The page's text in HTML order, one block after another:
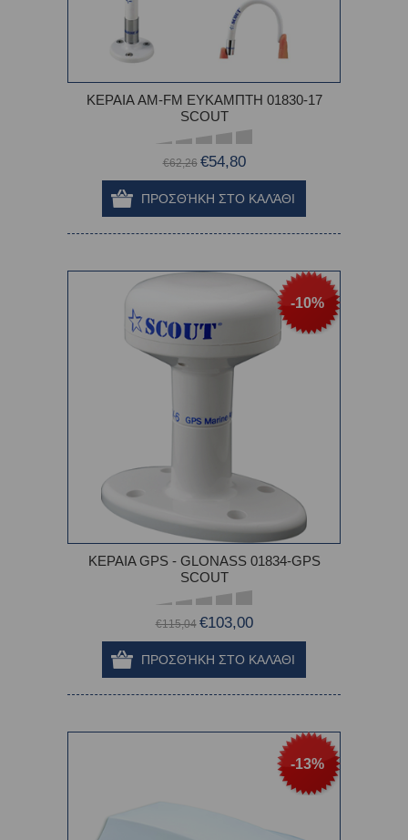
ΚΕΡΑΙΑ AM-FM ΕΥΚΑΜΠΤΗ 01830-17
SCOUT
€62,26 €54,80
-10%
ΚΕΡΑΙΑ GPS - GLONASS 01834-GPS
SCOUT
€115,04 €103,00
-13%